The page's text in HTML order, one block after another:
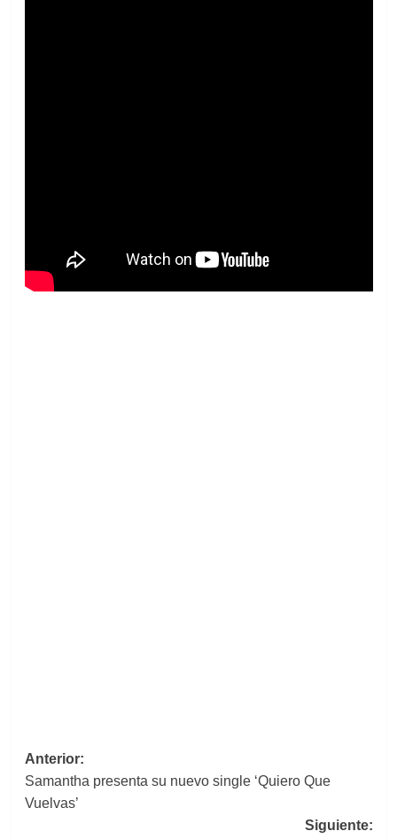
Navegación
de
Anterior:
Samantha presenta su nuevo single ‘Quiero Que
Vuelvas’
Siguiente: